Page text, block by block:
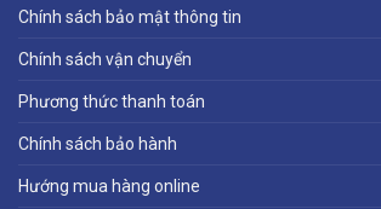
Chính sách bảo mật thông tin
Chính sách vận chuyển
Phương thức thanh toán
Chính sách bảo hành
Hướng mua hàng online